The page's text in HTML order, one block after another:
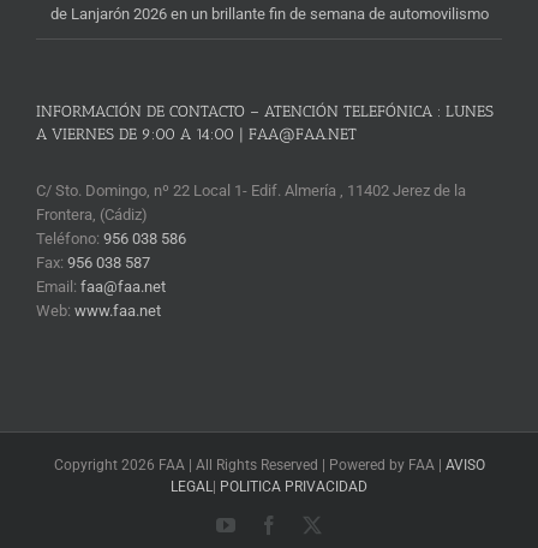
de Lanjarón 2026 en un brillante fin de semana de automovilismo
INFORMACIÓN DE CONTACTO – ATENCIÓN TELEFÓNICA : LUNES
A VIERNES DE 9:00 A 14:00 | FAA@FAA.NET
C/ Sto. Domingo, nº 22 Local 1- Edif. Almería , 11402 Jerez de la
Frontera, (Cádiz)
Teléfono: 956 038 586
Fax: 956 038 587
Email: faa@faa.net
Web: www.faa.net
Copyright 2026 FAA | All Rights Reserved | Powered by FAA | AVISO
LEGAL | POLITICA PRIVACIDAD
YouTubeFacebook